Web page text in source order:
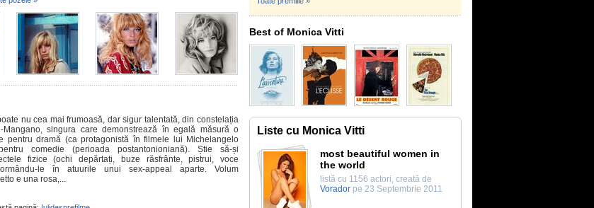
nu cea mai frumoasă, dar sigur talentată, din constelația
Mangano, singura care demonstrează în egală măsură o
pentru dramă (ca protagonistă în filmele lui Michelangelo
comedie (perioada postantonioniană). Știe să-și
fizice (ochi depărtați, buze răsfrânte, pistrui, voce
le în atuurile unui sex-appeal aparte. Volum
e una rosa,...
Best of Monica Vitti
Liste cu Monica Vitti
most beautiful women in
the world
listă cu 1156 actori, creată de
Vorador pe 23 Septembrie 2011